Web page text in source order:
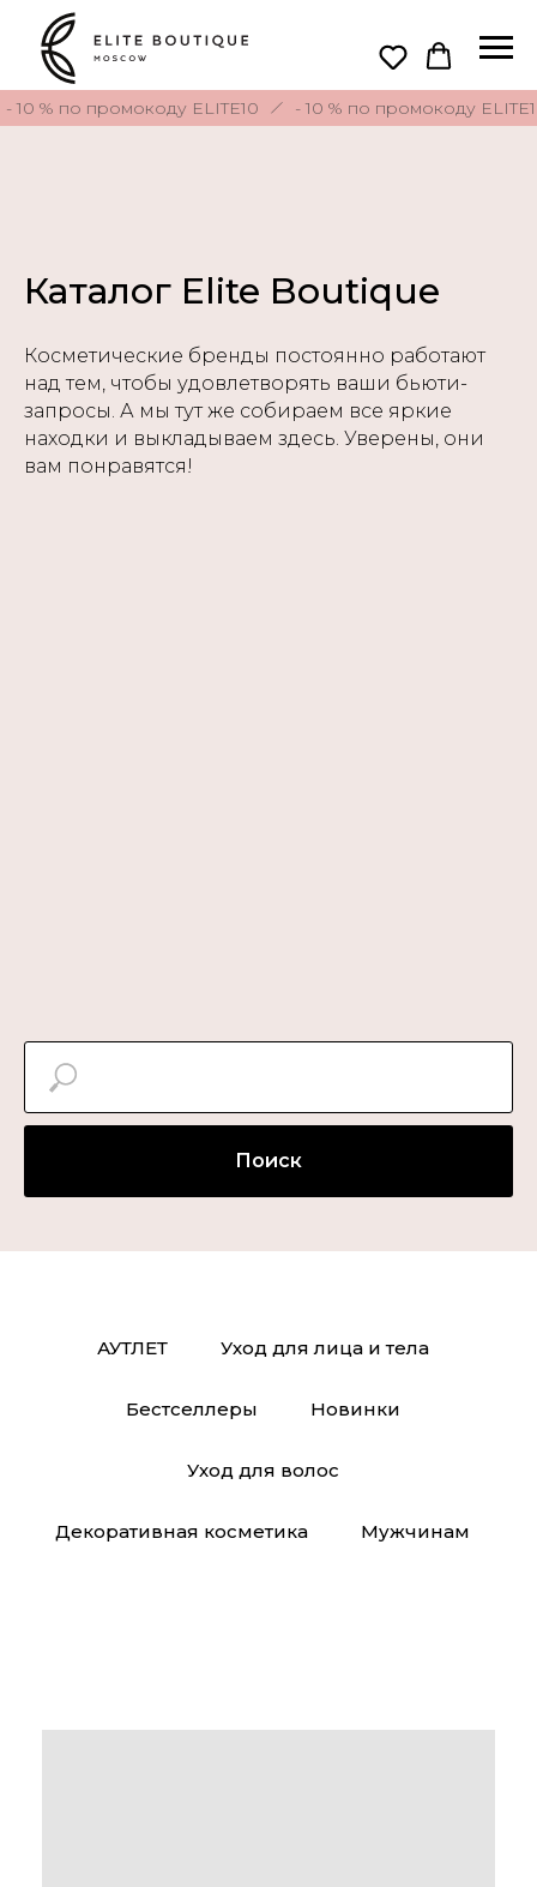
% по промокоду ELITE10 - 10 % по промокоду ELITE10
Каталог Elite Boutique
Косметические бренды постоянно работают
над тем, чтобы удовлетворять ваши бьюти-
запросы. А мы тут же собираем все яркие
находки и выкладываем здесь. Уверены, они
вам понравятся!
Поиск
АУТЛЕТ Уход для лица и тела
Бестселлеры Новинки
Уход для волос
Декоративная косметика Мужчинам